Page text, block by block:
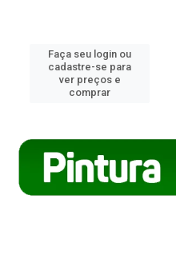
Faça seu login ou
cadastre-se para
ver preços e
comprar